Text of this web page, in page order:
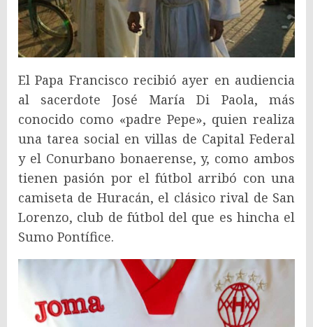
El Papa Francisco recibió ayer en audiencia
al sacerdote José María Di Paola, más
conocido como «padre Pepe», quien realiza
una tarea social en villas de Capital Federal
y el Conurbano bonaerense, y, como ambos
tienen pasión por el fútbol arribó con una
camiseta de Huracán, el clásico rival de San
Lorenzo, club de fútbol del que es hincha el
Sumo Pontífice.